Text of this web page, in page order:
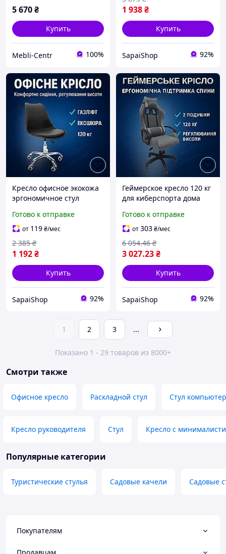
5 670₴
Купить
Mebli-Centr 100%
1 938₴
Купить
SapaiShop 92%
Кресло офисное экокожа
эргономичное стул
для дома приемной
сиденье рабочее 120 кг
Готово к отправке
от 119₴/мес
1 192₴
2 385 ₴
Купить
SapaiShop 92%
Геймерское кресло 120 кг
для киберспорта дома
поддержка спины
сиденье газлифт комфорт
Готово к отправке
от303₴/мес
3 027.23₴
6 054.46 ₴
Купить
SapaiShop 92%
1 2 3 ...
Показано 1 - 29 товаров из 8000+
Смотри также
Офисное кресло Раскладной стул Стул
Кресло руководителя Стул Кресло с
Популярные категории
Туристические стулья Садовые качели Садовые
Покупателям